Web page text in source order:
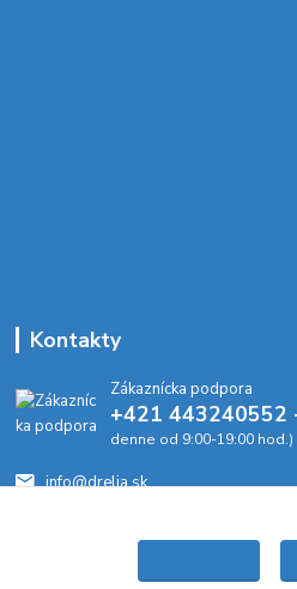
Kontakty
Zákaznícka podpora
+421 443240552
denne od 9:00-19:00 hod.)
info@drelia.sk